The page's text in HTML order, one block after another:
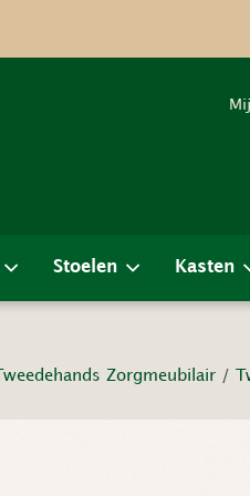
Stoelen Kasten
Tweedehands Zorgmeubilair /